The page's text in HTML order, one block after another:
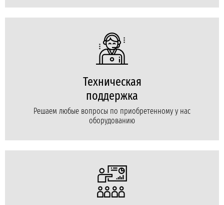
Техническая
поддержка
Решаем любые вопросы по приобретенному у нас
оборудованию